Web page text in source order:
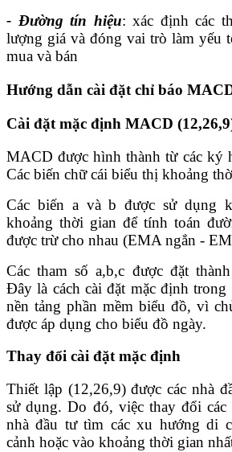
- Đường tín hiệu: xác định các
lượng giá và đóng vai trò làm yếu
mua và bán
Hướng dẫn cài đặt chỉ báo
Cài đặt mặc định MACD
MACD được hình thành từ các ký
Các biến chữ cái biểu thị khoảng
Các biến a và b được sử dụng
khoảng thời gian để tính toán
được trừ cho nhau (EMA ngắn -
Các tham số a,b,c được đặt
Đây là cách cài đặt mặc định trong
nền tảng phần mềm biểu đồ, vì
được áp dụng cho biểu đồ ngày.
Thay đổi cài đặt mặc định
Thiết lập (12,26,9) được các nhà
sử dụng. Do đó, việc thay đổi các
nhà đầu tư tìm các xu hướng di
cảnh hoặc vào khoảng thời gian